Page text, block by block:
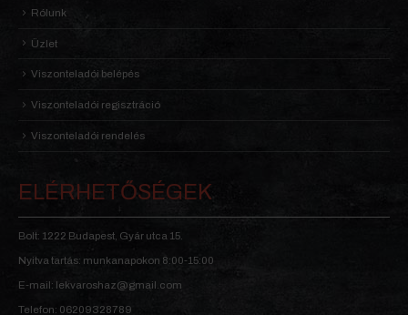
Rólunk
Üzlet
Viszonteladói belépés
Viszonteladói regisztráció
Viszonteladói rendelés
ELÉRHETŐSÉGEK
Bolt: 1222 Budapest, Gyár utca 15.
Nyitva tartás: munkanapokon 8:00-15:00
E-mail: lekvaroshaz@gmail.com
Telefon: 06209328789